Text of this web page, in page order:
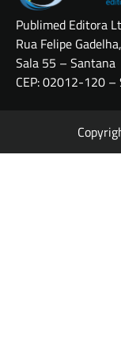
Publimed Editora
Rua Felipe
Sala 55 – Santana
CEP: 02012-120 –